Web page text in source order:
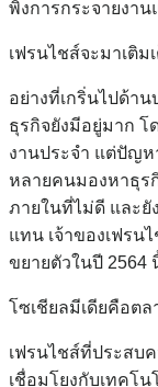
พิงการกระจายงา
เฟรนไชส์จะมาเติม
อย่างที่เกริ่นไปด้า
ธุรกิจยังมีอยู่มาก โ
งานประจำ แต่ปัญ
หลายคนมองหาธุร
ภายในที่ไม่ดี และยั
แทน เจ้าของเฟรน
ขยายตัวในปี 2564
โซเชียลมีเดียคือตล
เฟรนไชส์ที่ประสบ
เชื่อมโยงกับเทคโ